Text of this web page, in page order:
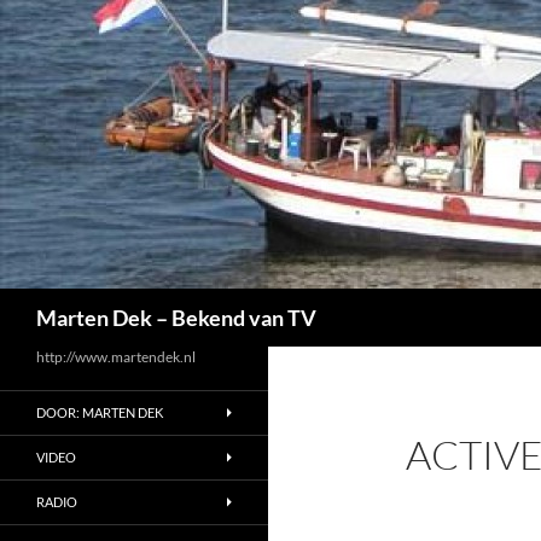
Ga
naar
de
inhoud
Marten Dek – Bekend van TV
http://www.martendek.nl
DOOR: MARTEN DEK
VIDEO
RADIO